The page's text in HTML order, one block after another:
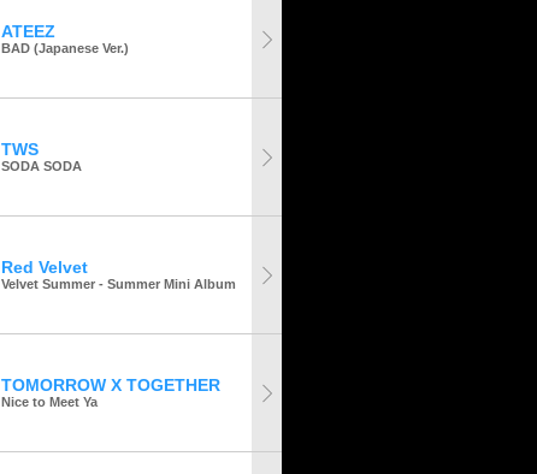
ATEEZ
BAD (Japanese Ver.)
TWS
SODA SODA
Red Velvet
Velvet Summer - Summer Mini Album
TOMORROW X TOGETHER
Nice to Meet Ya